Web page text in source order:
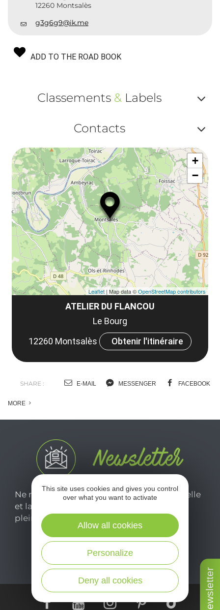
Newsletter
12260 Montsalès
g3g6g9@ik.me
ADD TO THE ROAD BOOK
Classements &Labels
ou
Contacts
ou
ATELIER DU FLANCOU
Le Bourg
12260 Montsalès
Obtenir l'itinéraire
+
−
Leaflet | Map data ©OpenStreetMap contributors
SHARE : E-MAIL MESSENGER FACEBOOK
MORE
Ne manquez pas notre newsletter mensuelle
et laissez-vous inspirer pour profiter
pleinement de votre séjour en Aveyron.
Je m'abonne ici
This site uses cookies and gives you control
over what you want to activate
Deny all cookies
Personalize
Allow all cookies